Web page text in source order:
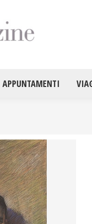
APPUNTAMENTI